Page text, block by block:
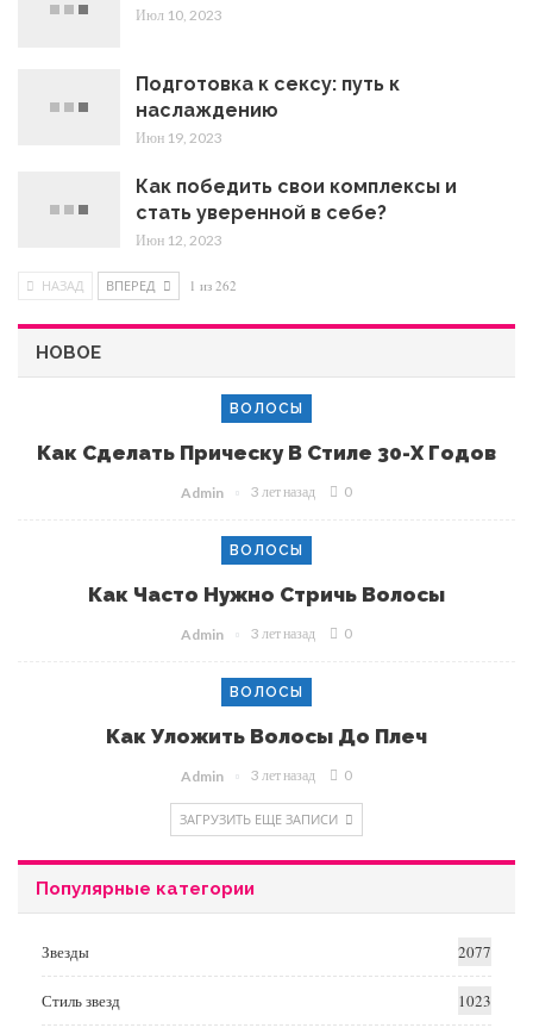
Июл 10, 2023
Подготовка к сексу: путь к
наслаждению
Июн 19, 2023
Как победить свои комплексы и
стать уверенной в себе?
Июн 12, 2023
НАЗАД ВПЕРЕД 1 из 262
НОВОЕ
ВОЛОСЫ
Как Сделать Прическу В Стиле 30-Х Годов
Admin 3 лет назад 0
ВОЛОСЫ
Как Часто Нужно Стричь Волосы
Admin 3 лет назад 0
ВОЛОСЫ
Как Уложить Волосы До Плеч
Admin 3 лет назад 0
ЗАГРУЗИТЬ ЕЩЕ ЗАПИСИ
Популярные категории
Звезды 2077
Стиль звезд 1023